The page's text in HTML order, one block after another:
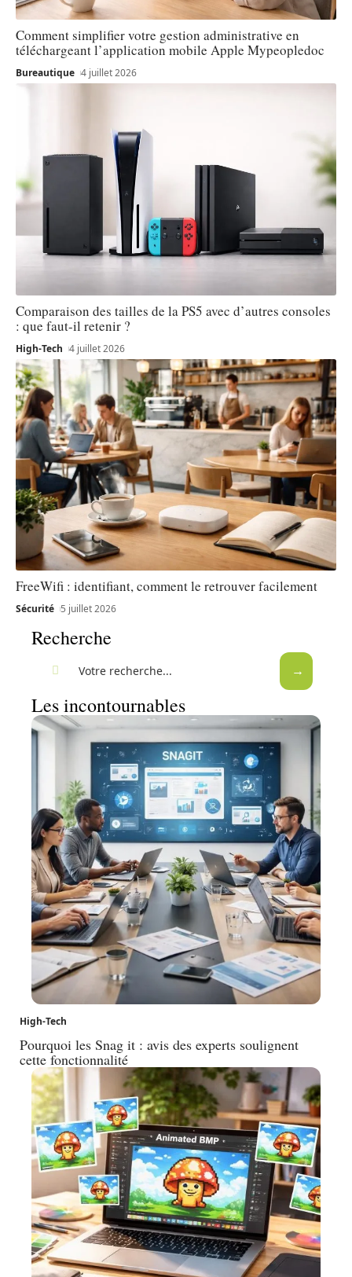
Comment simplifier votre gestion administrative en
téléchargeant l’application mobile Apple Mypeopledoc
Bureautique 4 juillet 2026
Comparaison des tailles de la PS5 avec d’autres consoles
: que faut-il retenir ?
High-Tech 4 juillet 2026
FreeWifi : identifiant, comment le retrouver facilement
Sécurité 5 juillet 2026
Recherche
Les incontournables
High-Tech
Pourquoi les Snag it : avis des experts soulignent
cette fonctionnalité